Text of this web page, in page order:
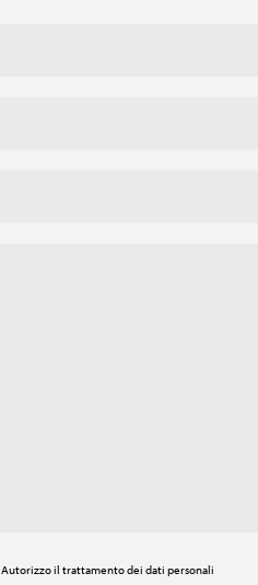
Autorizzo il trattamento dei dati personali